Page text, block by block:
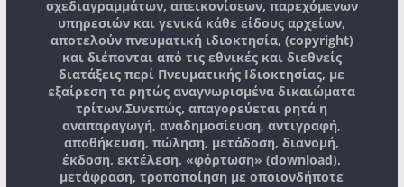
σχεδιαγραμμάτων, απεικονίσεων, παρεχόμενων
υπηρεσιών και γενικά κάθε είδους αρχείων,
αποτελούν πνευματική ιδιοκτησία, (copyright)
και διέπονται από τις εθνικές και διεθνείς
διατάξεις περί Πνευματικής Ιδιοκτησίας, με
εξαίρεση τα ρητώς αναγνωρισμένα δικαιώματα
τρίτων.Συνεπώς, απαγορεύεται ρητά η
αναπαραγωγή, αναδημοσίευση, αντιγραφή,
αποθήκευση, πώληση, μετάδοση, διανομή,
έκδοση, εκτέλεση, «φόρτωση» (download),
μετάφραση, τροποποίηση με οποιονδήποτε